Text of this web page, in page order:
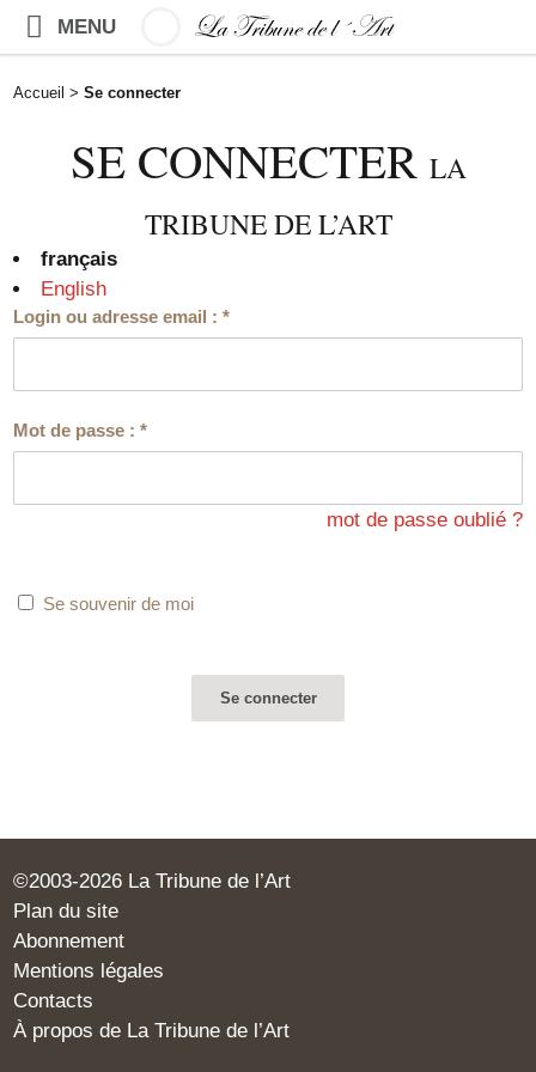
MENU
Accueil > Se connecter
SE CONNECTER LA
TRIBUNE DE L’ART
français
English
Login ou adresse email :*
Mot de passe :*
mot de passe oublié ?
Se souvenir de moi
©2003-2026 La Tribune de l’Art
Plan du site
Abonnement
Mentions légales
Contacts
À propos de La Tribune de l’Art